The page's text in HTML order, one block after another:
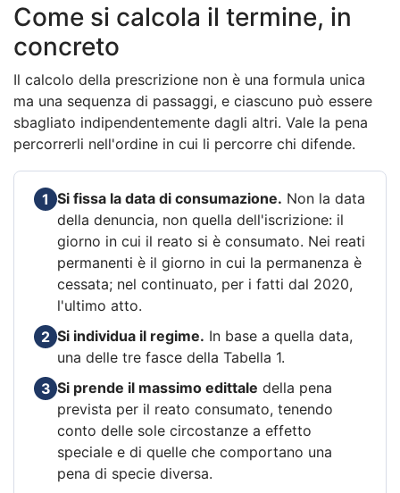
Come si calcola il termine, in
concreto
Il calcolo della prescrizione non è una formula unica
ma una sequenza di passaggi, e ciascuno può essere
sbagliato indipendentemente dagli altri. Vale la pena
percorrerli nell'ordine in cui li percorre chi difende.
1 Si fissa la data di consumazione. Non la data
della denuncia, non quella dell'iscrizione: il
giorno in cui il reato si è consumato. Nei reati
permanenti è il giorno in cui la permanenza è
cessata; nel continuato, per i fatti dal 2020,
l'ultimo atto.
2 Si individua il regime. In base a quella data,
una delle tre fasce della Tabella 1.
3 Si prende il massimo edittale della pena
prevista per il reato consumato, tenendo
conto delle sole circostanze a effetto
speciale e di quelle che comportano una
pena di specie diversa.